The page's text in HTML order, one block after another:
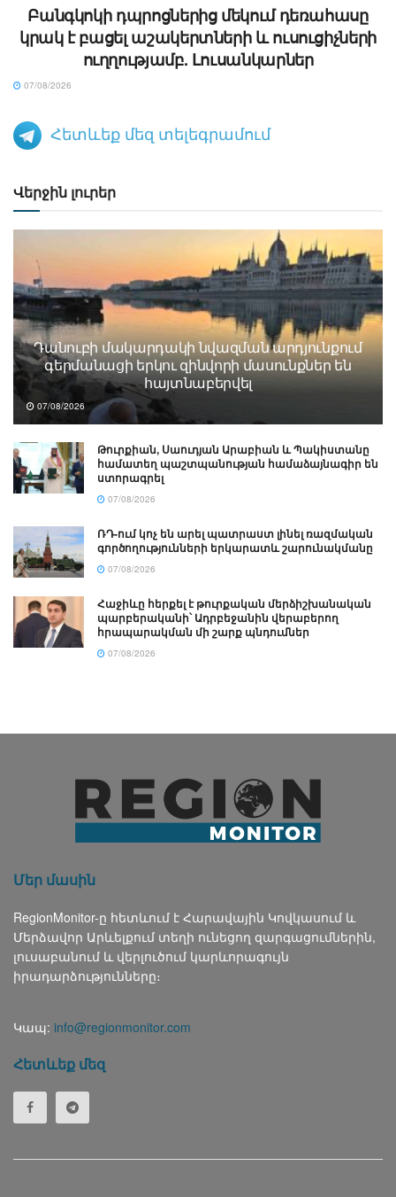
Բանգկոկի դպրոցներից մեկում դեռահասը
կրակ է բացել աշակերտների և ուսուցիչների
ուղղությամբ. Լուսանկարներ
07/08/2026
Հետևեք մեզ տելեգրամում
Վերջին լուրեր
Դանուբի մակարդակի նվազման արդյունքում
գերմանացի երկու զինվորի մասունքներ են
հայտնաբերվել
07/08/2026
Թուրքիան, Սաուդյան Արաբիան և Պակիստանը
համատեղ պաշտպանության համաձայնագիր են
ստորագրել
07/08/2026
ՌԴ-ում կոչ են արել պատրաստ լինել ռազմական
գործողությունների երկարատև շարունակմանը
07/08/2026
Հաջիևը հերքել է թուրքական մերձիշխանական
պարբերականի՝ Ադրբեջանին վերաբերող
հրապարակման մի շարք պնդումներ
07/08/2026
Մեր մասին
RegionMonitor-ը հետևում է Հարավային Կովկասում և
Մերձավոր Արևելքում տեղի ունեցող զարգացումներին,
լուսաբանում և վերլուծում կարևորագույն
իրադարձությունները։
Կապ: info@regionmonitor.com
Հետևեք մեզ